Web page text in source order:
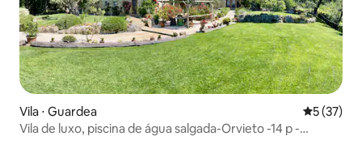
Vila ⋅ Guardea 5 de uma
5 (37)
Vila de luxo, piscina de água salgada-Orvieto -14 p -